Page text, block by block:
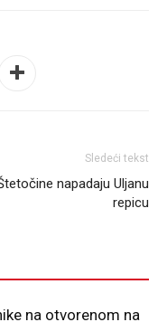
Sledeći tekst
napadaju Uljanu
repicu
na otvorenom na